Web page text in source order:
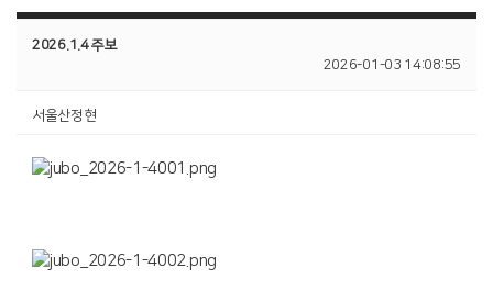
2026.1.4 주보
2026-01-03 14:08:55
서울산정현